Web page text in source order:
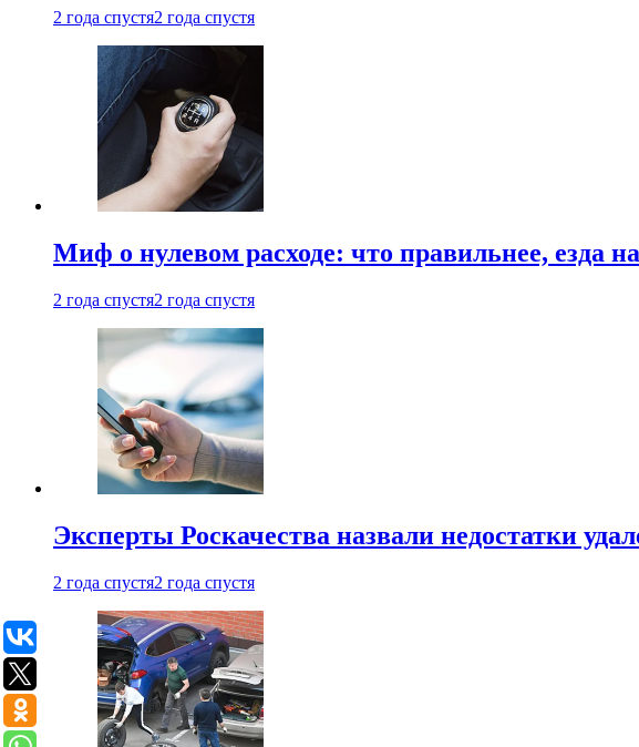
2 года спустя2 года спустя
Миф о нулевом расходе: что правильнее, езда
2 года спустя2 года спустя
Эксперты Роскачества назвали недостатки
2 года спустя2 года спустя